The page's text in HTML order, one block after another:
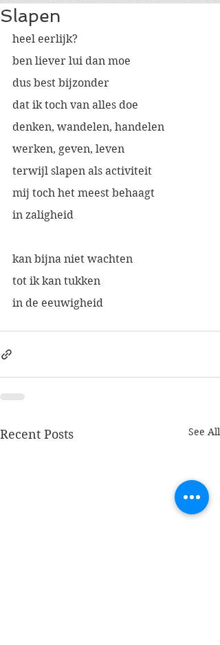
Slapen
heel eerlijk?
ben liever lui dan moe
dus best bijzonder
dat ik toch van alles doe
denken, wandelen, handelen
werken, geven, leven
terwijl slapen als activiteit
mij toch het meest behaagt
in zaligheid
kan bijna niet wachten
tot ik kan tukken
in de eeuwigheid
Recent Posts See All